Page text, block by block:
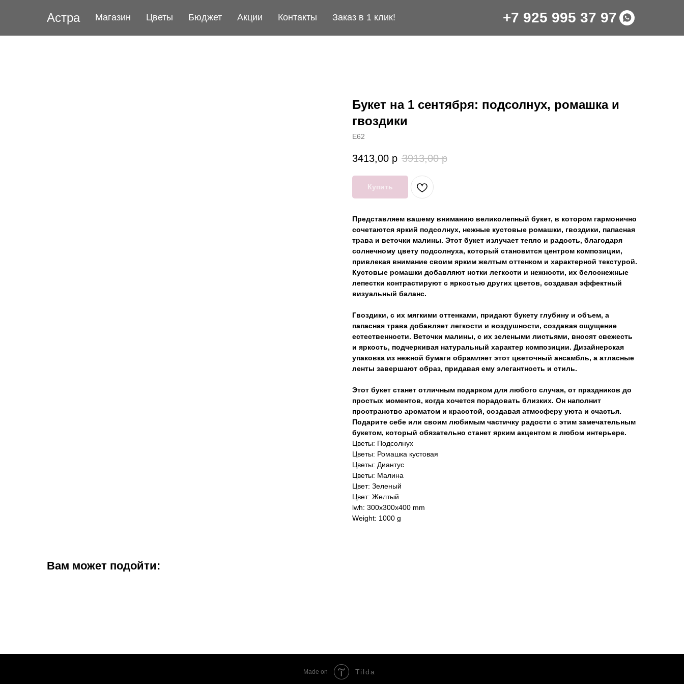
Астра Магазин Цветы Бюджет Акции Контакты Заказ в 1 клик! +7 925 995 37 97
Букет на 1 сентября: подсолнух, ромашка и
гвоздики
E62
3413,00 р 3913,00 р
Купить
Представляем вашему вниманию великолепный букет, в котором гармонично
сочетаются яркий подсолнух, нежные кустовые ромашки, гвоздики, папасная
трава и веточки малины. Этот букет излучает тепло и радость, благодаря
солнечному цвету подсолнуха, который становится центром композиции,
привлекая внимание своим ярким желтым оттенком и характерной текстурой.
Кустовые ромашки добавляют нотки легкости и нежности, их белоснежные
лепестки контрастируют с яркостью других цветов, создавая эффектный
визуальный баланс.
Гвоздики, с их мягкими оттенками, придают букету глубину и объем, а
папасная трава добавляет легкости и воздушности, создавая ощущение
естественности. Веточки малины, с их зелеными листьями, вносят свежесть
и яркость, подчеркивая натуральный характер композиции. Дизайнерская
упаковка из нежной бумаги обрамляет этот цветочный ансамбль, а атласные
ленты завершают образ, придавая ему элегантность и стиль.
Этот букет станет отличным подарком для любого случая, от праздников до
простых моментов, когда хочется порадовать близких. Он наполнит
пространство ароматом и красотой, создавая атмосферу уюта и счастья.
Подарите себе или своим любимым частичку радости с этим замечательным
букетом, который обязательно станет ярким акцентом в любом интерьере.
Цветы: Подсолнух
Цветы: Ромашка кустовая
Цветы: Диантус
Цветы: Малина
Цвет: Зеленый
Цвет: Желтый
lwh: 300x300x400 mm
Weight: 1000 g
Вам может подойти:
Made on Tilda